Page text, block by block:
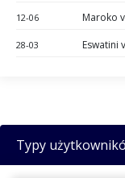
12-06
28-03
Typy